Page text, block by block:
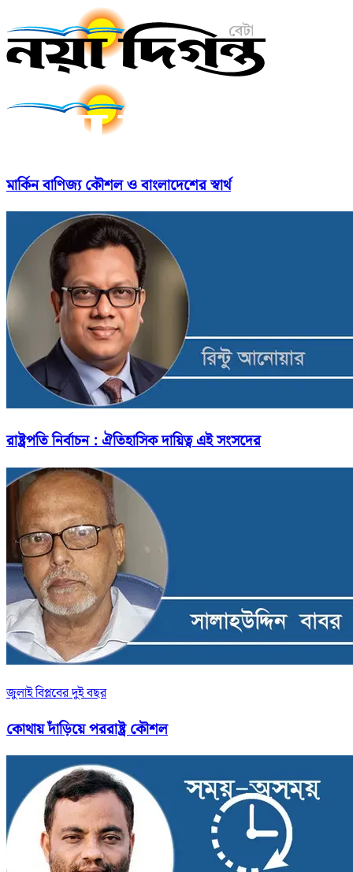
মার্কিন বাণিজ্য কৌশল ও বাংলাদেশের স্বার্থ
রাষ্ট্রপতি নির্বাচন : ঐতিহাসিক দায়িত্ব এই সংসদের
জুলাই বিপ্লবের দুই বছর
কোথায় দাঁড়িয়ে পররাষ্ট্র কৌশল